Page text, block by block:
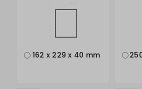
162 x 229 x 40 mm